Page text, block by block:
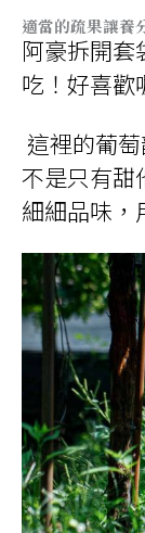
適當的疏果讓養
阿豪拆開套
吃！好喜歡
這裡的葡
不是只有甜
細細品味，